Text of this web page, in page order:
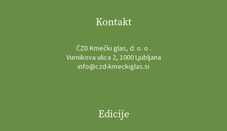
Kontakt
ČZD Kmečki glas, d. o. o .
Vurnikova ulica 2, 1000 Ljubljana
info@czd-kmeckiglas.si
Edicije